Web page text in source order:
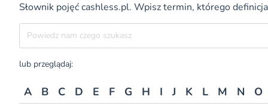
PROMOCJE
TEMAT DNIA
Słownik pojęć cashless.pl. Wpisz termin, którego
Szukane hasło
lub przeglądaj:
A B C D E F G H I J K L M N O